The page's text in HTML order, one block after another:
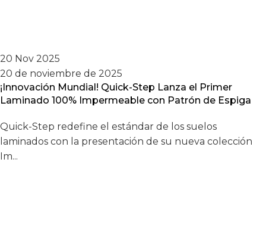
20 Nov 2025
20 de noviembre de 2025
¡Innovación Mundial! Quick-Step Lanza el Primer
Laminado 100% Impermeable con Patrón de Espiga
Quick-Step redefine el estándar de los suelos
laminados con la presentación de su nueva colección
Im...